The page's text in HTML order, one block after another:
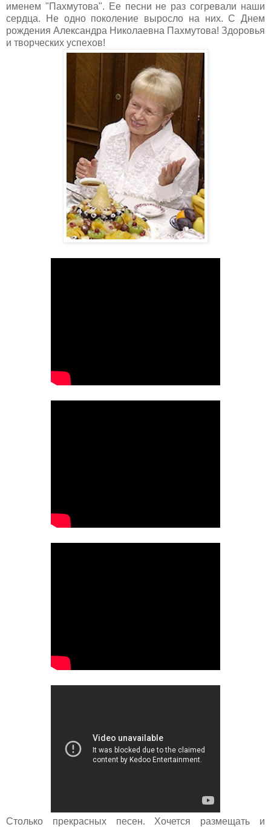
именем "Пахмутова". Ее песни не раз согревали наши
сердца. Не одно поколение выросло на них. С Днем
рождения Александра Николаевна Пахмутова! Здоровья
и творческих успехов!
Столько прекрасных песен. Хочется размещать и